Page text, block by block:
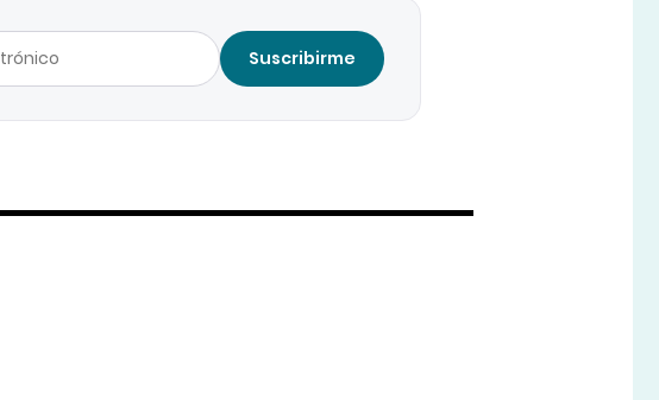
Suscribirme